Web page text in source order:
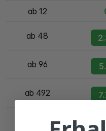
ab 12
ab 48
ab 96
ab 492